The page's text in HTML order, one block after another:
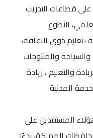
قطاعات التدريب
التطوع
،تعليم ذوي الاعاقة،
والسياحة والمنتوجات
والتعليم ، ريادة
المدنية.
المستفدين على